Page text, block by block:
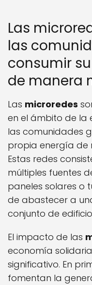
Las
las
consumir
de manera
Las microredes
en el ámbito de la
las comunidades
propia energía de
Estas redes
múltiples fuentes
paneles solares o
de abastecer a
conjunto de
El impacto de las
economía
significativo. En
fomentan la